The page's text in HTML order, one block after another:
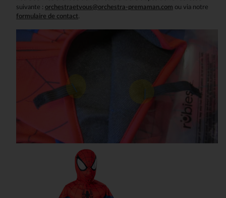
suivante : orchestraetvous@orchestra-premaman.com ou via notre
formulaire de contact.